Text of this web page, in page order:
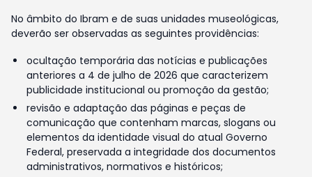
No âmbito do Ibram e de suas unidades museológicas,
deverão ser observadas as seguintes providências:
ocultação temporária das notícias e publicações
anteriores a 4 de julho de 2026 que caracterizem
publicidade institucional ou promoção da gestão;
revisão e adaptação das páginas e peças de
comunicação que contenham marcas, slogans ou
elementos da identidade visual do atual Governo
Federal, preservada a integridade dos documentos
administrativos, normativos e históricos;